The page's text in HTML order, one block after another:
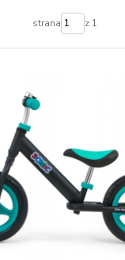
strana z 1